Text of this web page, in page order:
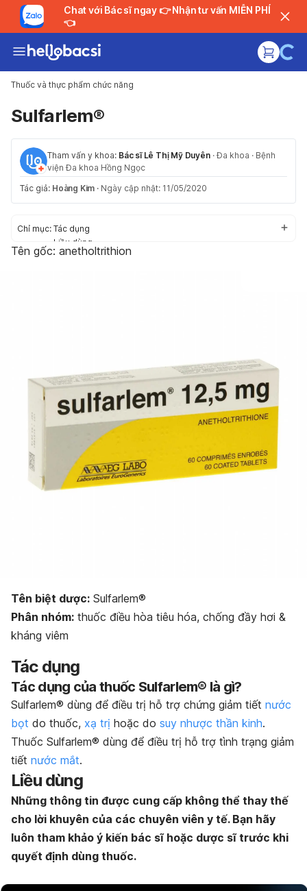
Chat với Bác sĩ ngay 👉 Nhận tư vấn MIỄN PHÍ
👈
Thuốc và thực phẩm chức năng
Sulfarlem®
Tham vấn y khoa: Bác sĩ Lê Thị Mỹ Duyên ·Đa khoa · Bệnh
viện Đa khoa Hồng Ngọc
Tác giả: Hoàng Kim · Ngày cập nhật: 11/05/2020
Chỉ mục: Tác dụng
Liều dùng
Cách dùng
Tên gốc: anetholtrithion
Tên biệt dược: Sulfarlem®
Phân nhóm: thuốc điều hòa tiêu hóa, chống đầy hơi &
kháng viêm
Tác dụng
Tác dụng của thuốc Sulfarlem® là gì?
Sulfarlem® dùng để điều trị hỗ trợ chứng giảm tiết nước
bọt do thuốc, xạ trị hoặc do suy nhược thần kinh.
Thuốc Sulfarlem® dùng để điều trị hỗ trợ tình trạng giảm
tiết nước mắt.
Liều dùng
Những thông tin được cung cấp không thể thay thế
cho lời khuyên của các chuyên viên y tế. Bạn hãy
luôn tham khảo ý kiến bác sĩ hoặc dược sĩ trước khi
quyết định dùng thuốc.